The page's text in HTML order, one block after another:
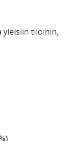
yleisiin tiloihin,